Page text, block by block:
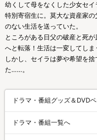
幼くして母をなくした少女セ
特別寄宿生に。莫大な資産家
のない生活を送っていた。
ところがある日父の破産と死
へと転落！生活は一変してしま
しかし、セイラは夢や希望を
た……。
ドラマ・番組グッズ＆DVD
ドラマ・番組一覧へ